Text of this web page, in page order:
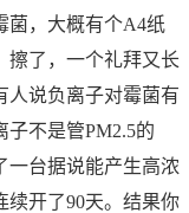
菌，大概有个A4纸
擦了，一个礼拜又长
人说负离子对霉菌有
不是管PM2.5的
一台据说能产生高浓
续开了90天。结果你